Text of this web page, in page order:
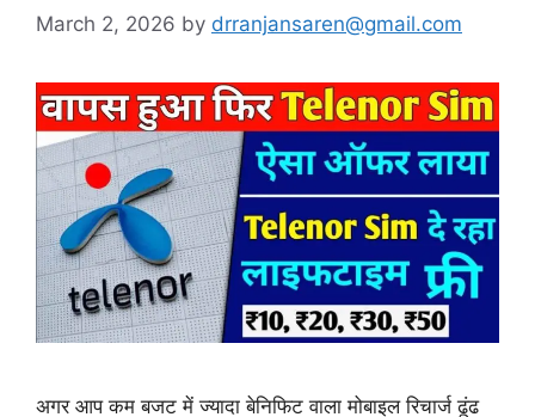
March 2, 2026 by drranjansaren@gmail.com
अगर आप कम बजट में ज्यादा बेनिफिट वाला मोबाइल रिचार्ज ढूंढ